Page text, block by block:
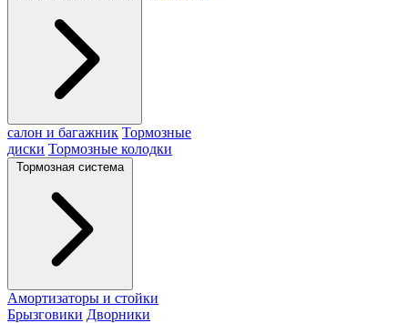
салон и багажник Тормозные
диски Тормозные колодки
Тормозная система
Амортизаторы и стойки
Брызговики Дворники